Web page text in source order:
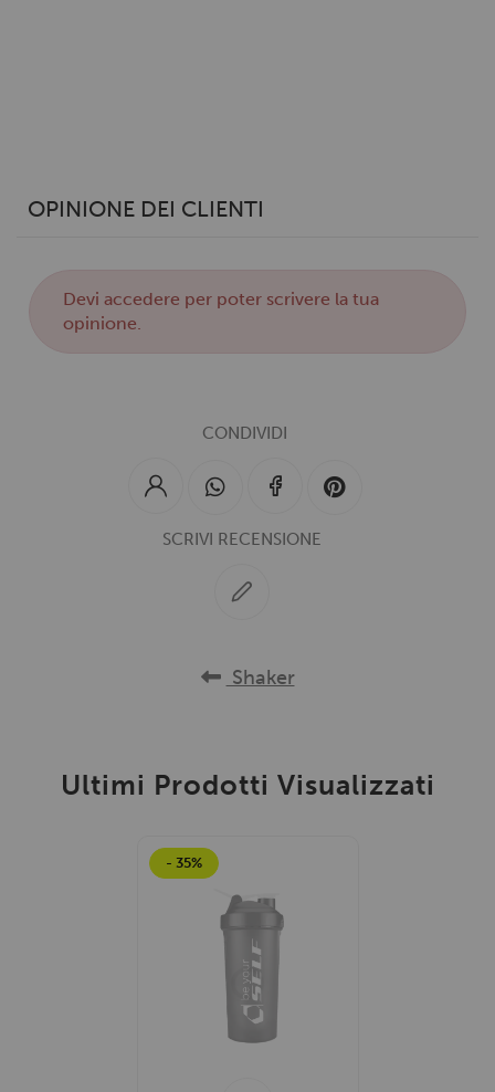
OPINIONE DEI CLIENTI
Deviaccedere per poter scrivere la tua
opinione.
CONDIVIDI
SCRIVI RECENSIONE
Shaker
Ultimi Prodotti Visualizzati
- 35%